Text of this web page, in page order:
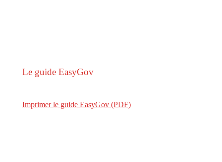
Le guide EasyGov
Imprimer le guide EasyGov (PDF)